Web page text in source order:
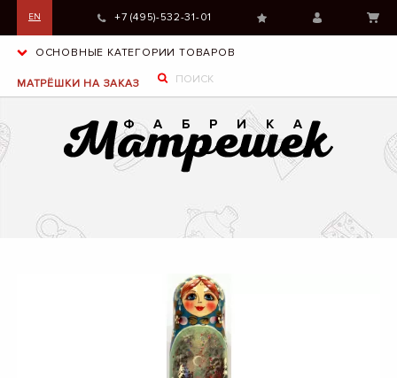
EN +7 (495)-532-31-01
ОСНОВНЫЕ КАТЕГОРИИ ТОВАРОВ
МАТРЁШКИ НА ЗАКАЗ